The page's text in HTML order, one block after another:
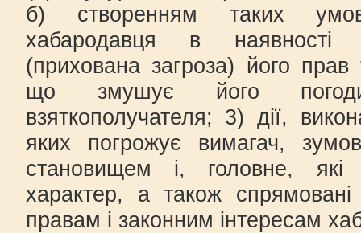
б) створенням таких
хабародавця в наявності
(прихована загроза) його прав
що змушує його
взяткополучателя; 3) дії,
яких погрожує вимагач,
становищем і, головне, які
характер, а також
правам і законним інтересам